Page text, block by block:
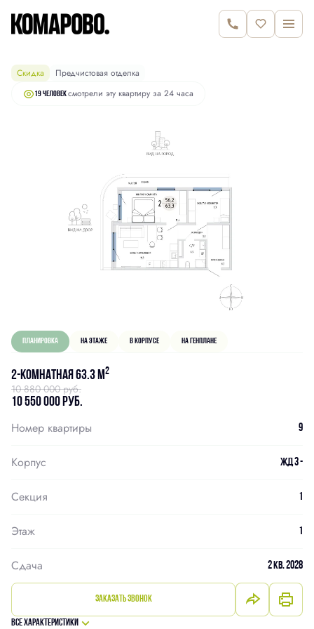
2-комнатная 63.3 м 2
10 880 000 руб.
10 550 000 руб.
Скидка Предчистовая отделка
19 человексмотрели эту квартиру за 24 часа
Планировка На этаже В корпусе На генплане
2-комнатная 63.3 м2
10 880 000 руб.
10 550 000 руб.
Номер квартиры 9
Корпус ЖД 3 -
Секция 1
Этаж 1
Сдача 2 кв. 2028
Заказать звонок
Все характеристики